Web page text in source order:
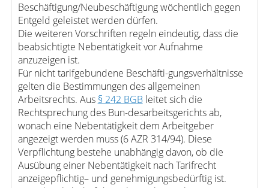
Beschäftigung/Neubeschäftigung wöchentlich gegen
Entgeld geleistet werden dürfen.
Die weiteren Vorschriften regeln eindeutig, dass die
beabsichtigte Nebentätigkeit vor Aufnahme
anzuzeigen ist.
Für nicht tarifgebundene Beschäfti-gungsverhältnisse
gelten die Bestimmungen des allgemeinen
Arbeitsrechts. Aus § 242 BGBleitet sich die
Rechtsprechung des Bun-desarbeitsgerichts ab,
wonach eine Nebentätigkeit dem Arbeitgeber
angezeigt werden muss (6 AZR 314/94). Diese
Verpflichtung bestehe unabhängig davon, ob die
Ausübung einer Nebentätigkeit nach Tarifrecht
anzeigepflichtig– und genehmigungsbedürftig ist.